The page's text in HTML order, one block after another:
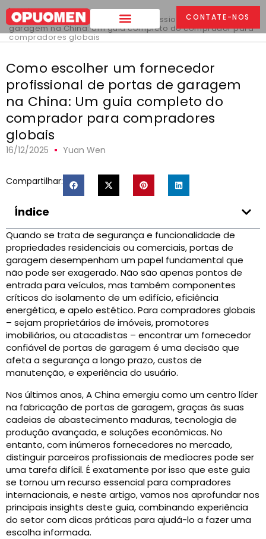
CONTATE-NOS
Lar >
Como escolher um fornecedor profissional de portas de
garagem na China: Um guia completo do comprador para
compradores globais
Como escolher um fornecedor
profissional de portas de garagem
na China: Um guia completo do
comprador para compradores
globais
16/12/2025 Yuan Wen
Compartilhar:
Índice
Quando se trata de segurança e funcionalidade de
propriedades residenciais ou comerciais, portas de
garagem desempenham um papel fundamental que
não pode ser exagerado. Não são apenas pontos de
entrada para veículos, mas também componentes
críticos do isolamento de um edifício, eficiência
energética, e apelo estético. Para compradores globais
– sejam proprietários de imóveis, promotores
imobiliários, ou atacadistas – encontrar um fornecedor
confiável de portas de garagem é uma decisão que
afeta a segurança a longo prazo, custos de
manutenção, e experiência do usuário.
Nos últimos anos, A China emergiu como um centro líder
na fabricação de portas de garagem, graças às suas
cadeias de abastecimento maduras, tecnologia de
produção avançada, e soluções econômicas. No
entanto, com inúmeros fornecedores no mercado,
distinguir parceiros profissionais de medíocres pode ser
uma tarefa difícil. É exatamente por isso que este guia
se tornou um recurso essencial para compradores
internacionais, e neste artigo, vamos nos aprofundar nos
principais insights deste guia, combinando experiência
do setor com dicas práticas para ajudá-lo a fazer uma
escolha informada.